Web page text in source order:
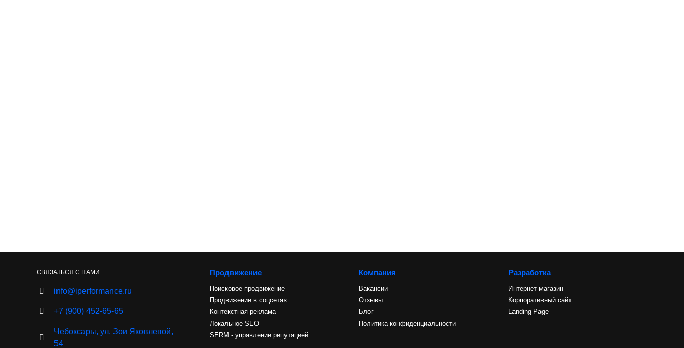
СВЯЗАТЬСЯ С НАМИ
info@iperformance.ru
+7 (900) 452-65-65
Чебоксары, ул. Зои Яковлевой,
54
Продвижение
Поисковое продвижение
Продвижение в соцсетях
Контекстная реклама
Локальное SEO
SERM - управление репутацией
Компания
Вакансии
Отзывы
Блог
Политика конфиденциальности
Разработка
Интернет-магазин
Корпоративный сайт
Landing Page